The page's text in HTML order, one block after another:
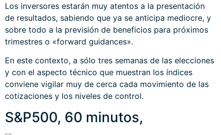
Los inversores estarán muy atentos a la presentación
de resultados, sabiendo que ya se anticipa mediocre, y
sobre todo a la previsión de beneficios para próximos
trimestres o «forward guidances».
En este contexto, a sólo tres semanas de las elecciones
y con el aspecto técnico que muestran los índices
conviene vigilar muy de cerca cada movimiento de las
cotizaciones y los niveles de control.
S&P500, 60 minutos,